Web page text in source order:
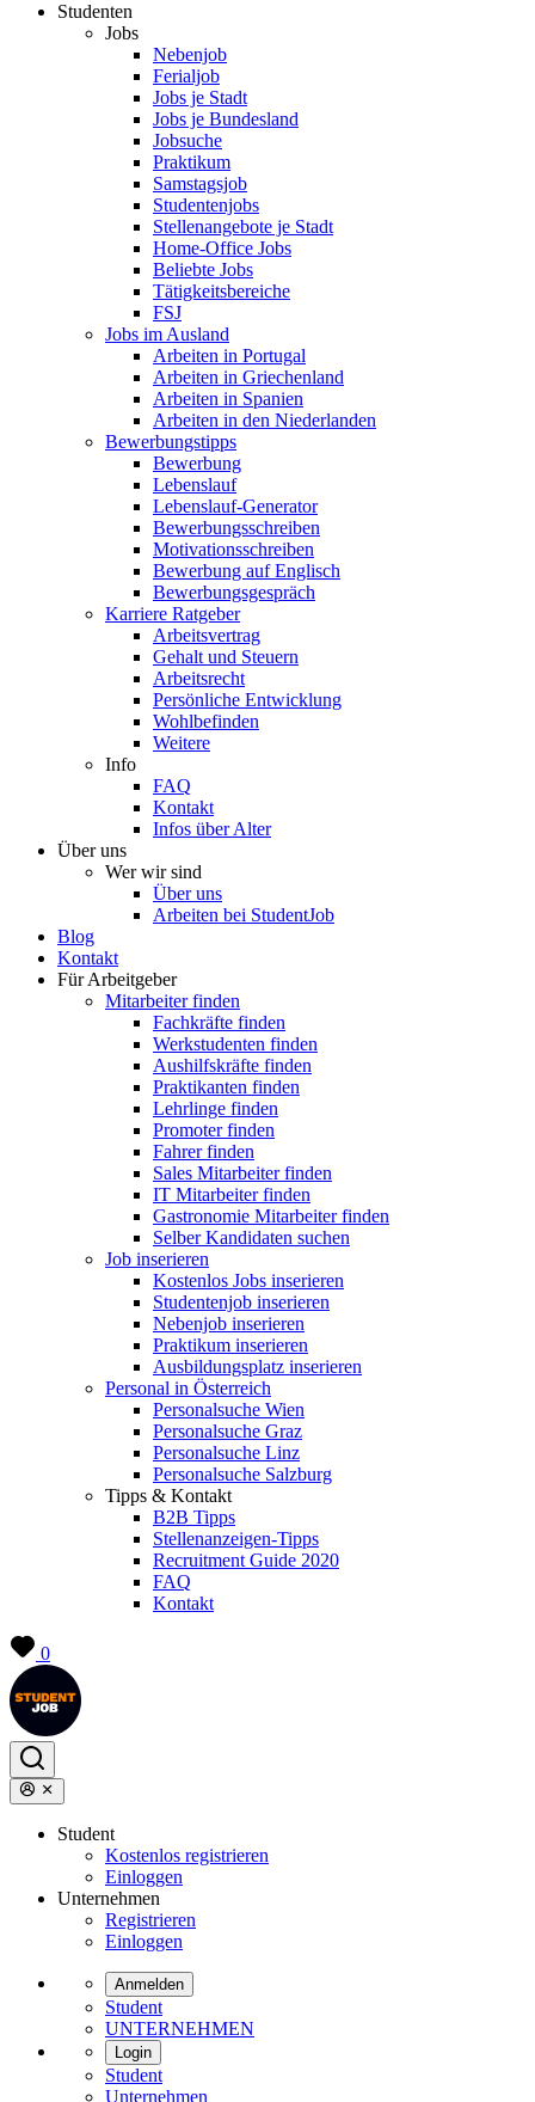
Studenten
Jobs
Nebenjob
Ferialjob
Jobs je Stadt
Jobs je Bundesland
Jobsuche
Praktikum
Samstagsjob
Studentenjobs
Stellenangebote je Stadt
Home-Office Jobs
Beliebte Jobs
Tätigkeitsbereiche
FSJ
Jobs im Ausland
Arbeiten in Portugal
Arbeiten in Griechenland
Arbeiten in Spanien
Arbeiten in den Niederlanden
Bewerbungstipps
Bewerbung
Lebenslauf
Lebenslauf-Generator
Bewerbungsschreiben
Motivationsschreiben
Bewerbung auf Englisch
Bewerbungsgespräch
Karriere Ratgeber
Arbeitsvertrag
Gehalt und Steuern
Arbeitsrecht
Persönliche Entwicklung
Wohlbefinden
Weitere
Info
FAQ
Kontakt
Infos über Alter
Über uns
Wer wir sind
Über uns
Arbeiten bei StudentJob
Blog
Kontakt
Für Arbeitgeber
Mitarbeiter finden
Fachkräfte finden
Werkstudenten finden
Aushilfskräfte finden
Praktikanten finden
Lehrlinge finden
Promoter finden
Fahrer finden
Sales Mitarbeiter finden
IT Mitarbeiter finden
Gastronomie Mitarbeiter finden
Selber Kandidaten suchen
Job inserieren
Kostenlos Jobs inserieren
Studentenjob inserieren
Nebenjob inserieren
Praktikum inserieren
Ausbildungsplatz inserieren
Personal in Österreich
Personalsuche Wien
Personalsuche Graz
Personalsuche Linz
Personalsuche Salzburg
Tipps & Kontakt
B2B Tipps
Stellenanzeigen-Tipps
Recruitment Guide 2020
FAQ
Kontakt
0
Student
Kostenlos registrieren
Einloggen
Unternehmen
Registrieren
Einloggen
Anmelden
Student
UNTERNEHMEN
Login
Student
Unternehmen